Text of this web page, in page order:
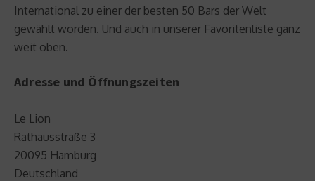
International zu einer der besten 50 Bars der Welt
gewählt worden. Und auch in unserer Favoritenliste ganz
weit oben.
Adresse und Öffnungszeiten
Le Lion
Rathausstraße 3
20095 Hamburg
Deutschland